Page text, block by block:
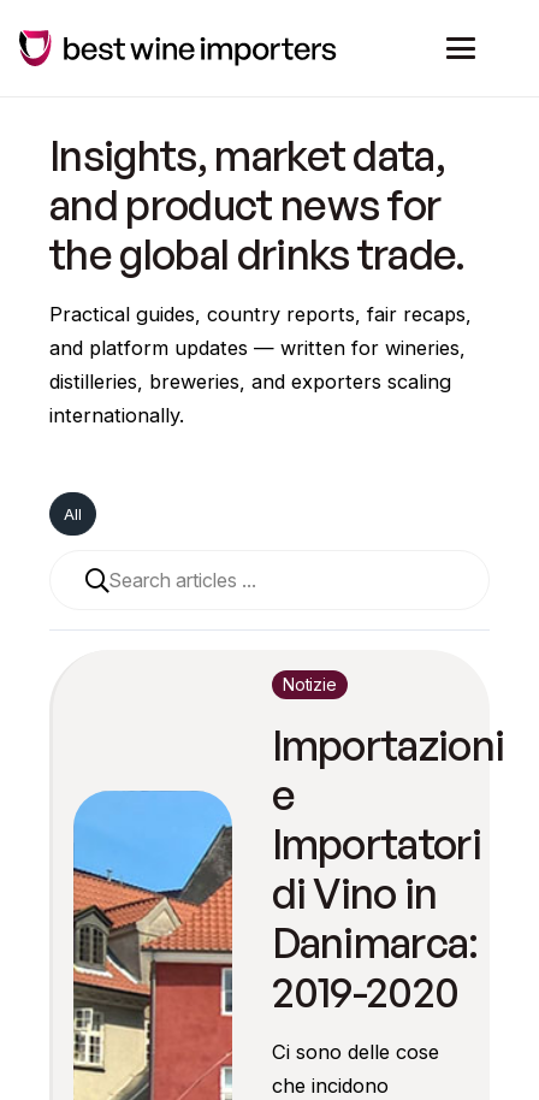
Insights, market data,
and product news for
the global drinks trade.
Practical guides, country reports, fair recaps,
and platform updates — written for wineries,
distilleries, breweries, and exporters scaling
internationally.
All
Una volta che i risultati del completamento
Notizie
Importazioni
e
Importatori
di Vino in
Danimarca:
2019-2020
Ci sono delle cose
che incidono